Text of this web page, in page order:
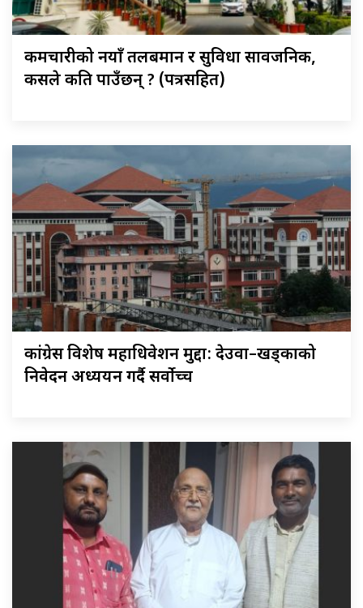
कर्मचारीको नयाँ तलबमान र सुविधा सार्वजनिक,
कसले कति पाउँछन् ? (पत्रसहित)
कांग्रेस विशेष महाधिवेशन मुद्दा: देउवा–खड्काको
निवेदन अध्ययन गर्दै सर्वोच्च